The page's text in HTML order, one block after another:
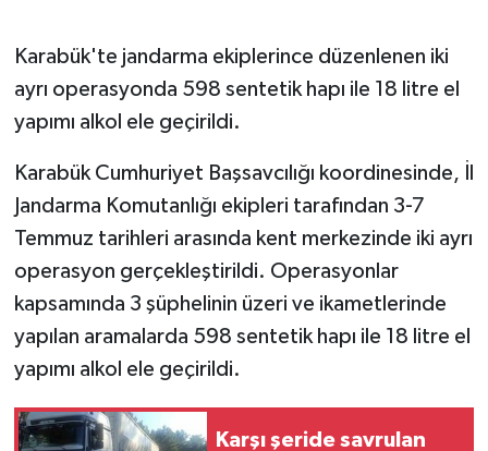
Karabük'te jandarma ekiplerince düzenlenen iki
ayrı operasyonda 598 sentetik hapı ile 18 litre el
yapımı alkol ele geçirildi.
Karabük Cumhuriyet Başsavcılığı koordinesinde, İl
Jandarma Komutanlığı ekipleri tarafından 3-7
Temmuz tarihleri arasında kent merkezinde iki ayrı
operasyon gerçekleştirildi. Operasyonlar
kapsamında 3 şüphelinin üzeri ve ikametlerinde
yapılan aramalarda 598 sentetik hapı ile 18 litre el
yapımı alkol ele geçirildi.
Karşı şeride savrulan
Gayrimenkul
GENEL
GÜNDEM
Güvenlik
HABERDE İNSAN
İNSAN